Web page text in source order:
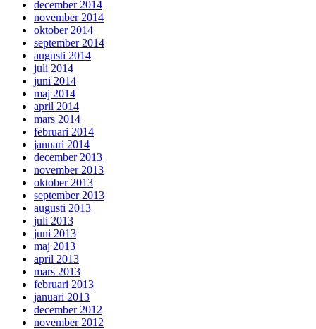
december 2014
november 2014
oktober 2014
september 2014
augusti 2014
juli 2014
juni 2014
maj 2014
april 2014
mars 2014
februari 2014
januari 2014
december 2013
november 2013
oktober 2013
september 2013
augusti 2013
juli 2013
juni 2013
maj 2013
april 2013
mars 2013
februari 2013
januari 2013
december 2012
november 2012